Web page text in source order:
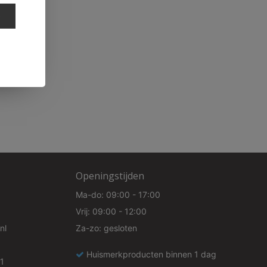
Openingstijden
Ma-do: 09:00 - 17:00
Vrij: 09:00 - 12:00
Za-zo: gesloten
Huismerkproducten binnen 1 dag